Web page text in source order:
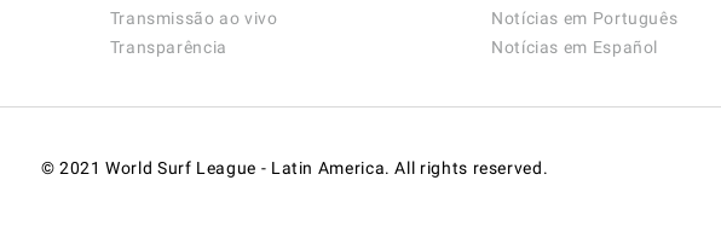
Transmissão ao vivo
Transparência
Notícias em Português
Notícias em Español
© 2021 World Surf League - Latin America. All rights reserved.